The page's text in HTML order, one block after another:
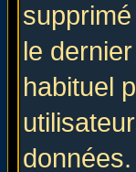
le
habituel